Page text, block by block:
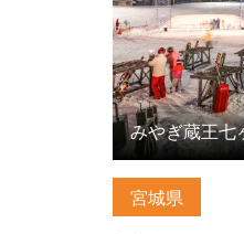
宮城県